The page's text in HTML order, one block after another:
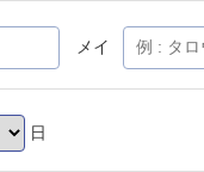
メイ
日